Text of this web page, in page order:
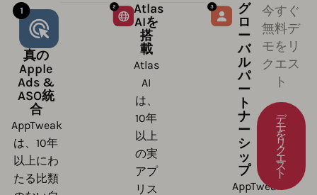
真の
Apple
Ads &
ASO統
合
AppTweak
は、10年
以上にわ
たる比類
Atlas
AIを
搭
載
Atlas
AI
は、
10年
以上
の実
アプ
リス
グ
ロ
ー
バ
ル
パ
ー
ト
ナ
ー
シ
ッ
プ
AppTweak
今すぐ
無料デ
モをリ
クエス
ト
デ
モ
を
リ
ク
エ
ス
ト